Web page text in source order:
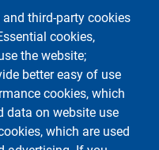
third-party cookies
cookies,
the website;
better easy of use
cookies, which
data on website use
which are used